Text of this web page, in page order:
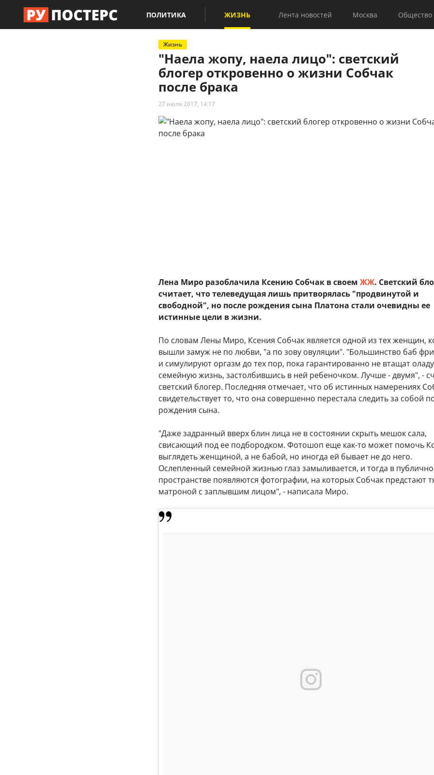
ПОЛИТИКА ЖИЗНЬ Лента новостей Москва Общество
Жизнь
"Наела жопу, наела лицо": светский
блогер откровенно о жизни Собчак
после брака
27 июля 2017, 14:17
Лена Миро разоблачила Ксению Собчак в своем ЖЖ. Светский
считает, что телеведущая лишь притворялась "продвинутой и
свободной", но после рождения сына Платона стали очевидны ее
истинные цели в жизни.
По словам Лены Миро, Ксения Собчак является одной из тех женщин,
вышли замуж не по любви, "а по зову овуляции". "Большинство баб
и симулируют оргазм до тех пор, пока гарантированно не втащат
семейную жизнь, застолбившись в ней ребеночком. Лучше - двумя", -
светский блогер. Последняя отмечает, что об истинных намерениях
свидетельствует то, что она совершенно перестала следить за собой
рождения сына.
"Даже задранный вверх блин лица не в состоянии скрыть мешок сала,
свисающий под ее подбородком. Фотошоп еще как-то может помочь
выглядеть женщиной, а не бабой, но иногда ей бывает не до него.
Ослепленный семейной жизнью глаз замыливается, и тогда в
пространстве появляются фотографии, на которых Собчак предстают
матроной с заплывшим лицом", - написала Миро.